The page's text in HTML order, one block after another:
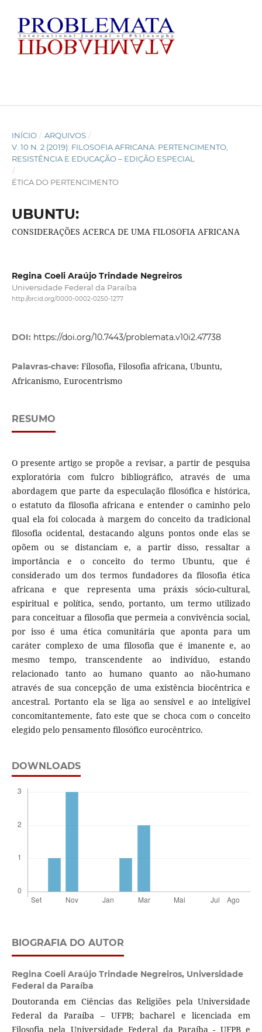
INÍCIO / ARQUIVOS /
V. 10 N. 2 (2019): FILOSOFIA AFRICANA: PERTENCIMENTO,
RESISTÊNCIA E EDUCAÇÃO – EDIÇÃO ESPECIAL
/
ÉTICA DO PERTENCIMENTO
UBUNTU:
CONSIDERAÇÕES ACERCA DE UMA FILOSOFIA AFRICANA
Regina Coeli Araújo Trindade Negreiros
Universidade Federal da Paraíba
http://orcid.org/0000-0002-0250-1277
DOI: https://doi.org/10.7443/problemata.v10i2.47738
Palavras-chave: Filosofia, Filosofia africana, Ubuntu,
Africanismo, Eurocentrismo
RESUMO
O presente artigo se propõe a revisar, a partir de pesquisa
exploratória com fulcro bibliográfico, através de uma
abordagem que parte da especulação filosófica e histórica,
o estatuto da filosofia africana e entender o caminho pelo
qual ela foi colocada à margem do conceito da tradicional
filosofia ocidental, destacando alguns pontos onde elas se
opõem ou se distanciam e, a partir disso, ressaltar a
importância e o conceito do termo Ubuntu, que é
considerado um dos termos fundadores da filosofia ética
africana e que representa uma práxis sócio-cultural,
espiritual e política, sendo, portanto, um termo utilizado
para conceituar a filosofia que permeia a convivência social,
por isso é uma ética comunitária que aponta para um
caráter complexo de uma filosofia que é imanente e, ao
mesmo tempo, transcendente ao indivíduo, estando
relacionado tanto ao humano quanto ao não-humano
através de sua concepção de uma existência biocêntrica e
ancestral. Portanto ela se liga ao sensível e ao inteligível
concomitantemente, fato este que se choca com o conceito
elegido pelo pensamento filosófico eurocêntrico.
DOWNLOADS
BIOGRAFIA DO AUTOR
Regina Coeli Araújo Trindade Negreiros, Universidade
Federal da Paraíba
Doutoranda em Ciências das Religiões pela Universidade
Federal da Paraíba – UFPB; bacharel e licenciada em
Filosofia pela Universidade Federal da Paraíba - UFPB e